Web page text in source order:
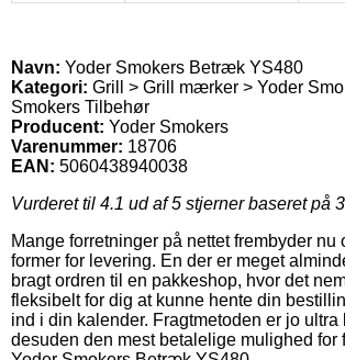
Navn: Yoder Smokers Betræk YS480
Kategori: Grill > Grill mærker > Yoder
Smokers Tilbehør
Producent: Yoder Smokers
Varenummer: 18706
EAN: 5060438940038
Vurderet til 4.1 ud af 5 stjerner baseret på
Mange forretninger på nettet frembyder nu
former for levering. En der er meget
bragt ordren til en pakkeshop, hvor det
fleksibelt for dig at kunne hente din
ind i din kalender. Fragtmetoden er jo ultra
desuden den mest betalelige mulighed for